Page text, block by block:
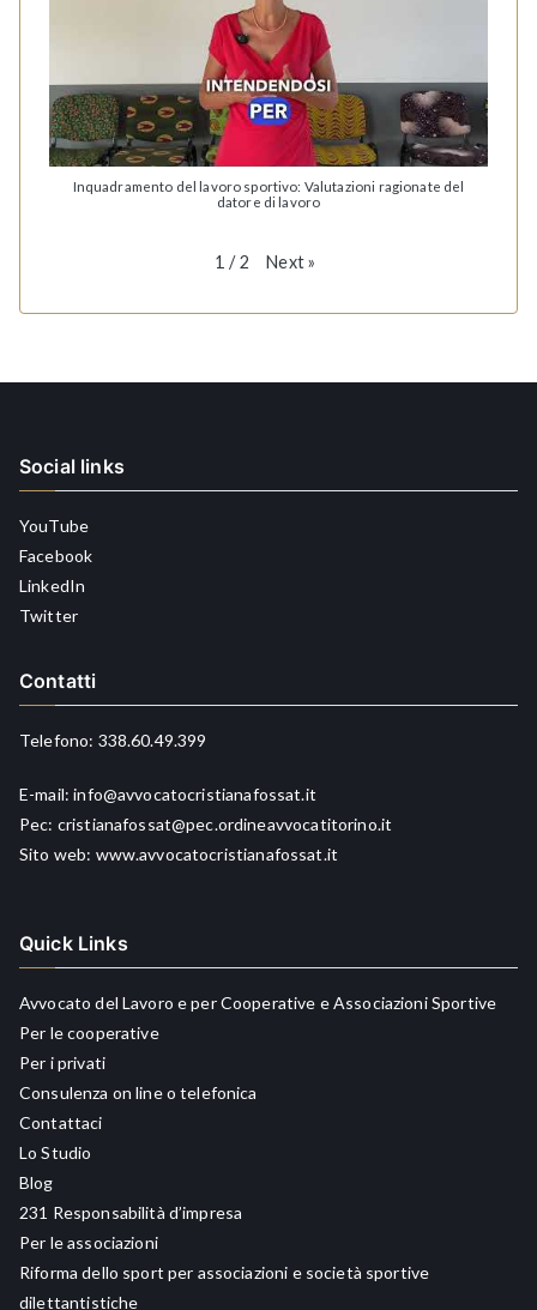
Inquadramento del lavoro sportivo: Valutazioni ragionate del
datore di lavoro
1 / 2 Next»
Social links
YouTube
Facebook
LinkedIn
Twitter
Contatti
Telefono: 338.60.49.399
E-mail:info@avvocatocristianafossat.it
Pec: cristianafossat@pec.ordineavvocatitorino.it
Sito web: www.avvocatocristianafossat.it
Quick Links
Avvocato del Lavoro e per Cooperative e Associazioni Sportive
Per le cooperative
Per i privati
Consulenza on line o telefonica
Contattaci
Lo Studio
Blog
231 Responsabilità d’impresa
Per le associazioni
Riforma dello sport per associazioni e società sportive
dilettantistiche